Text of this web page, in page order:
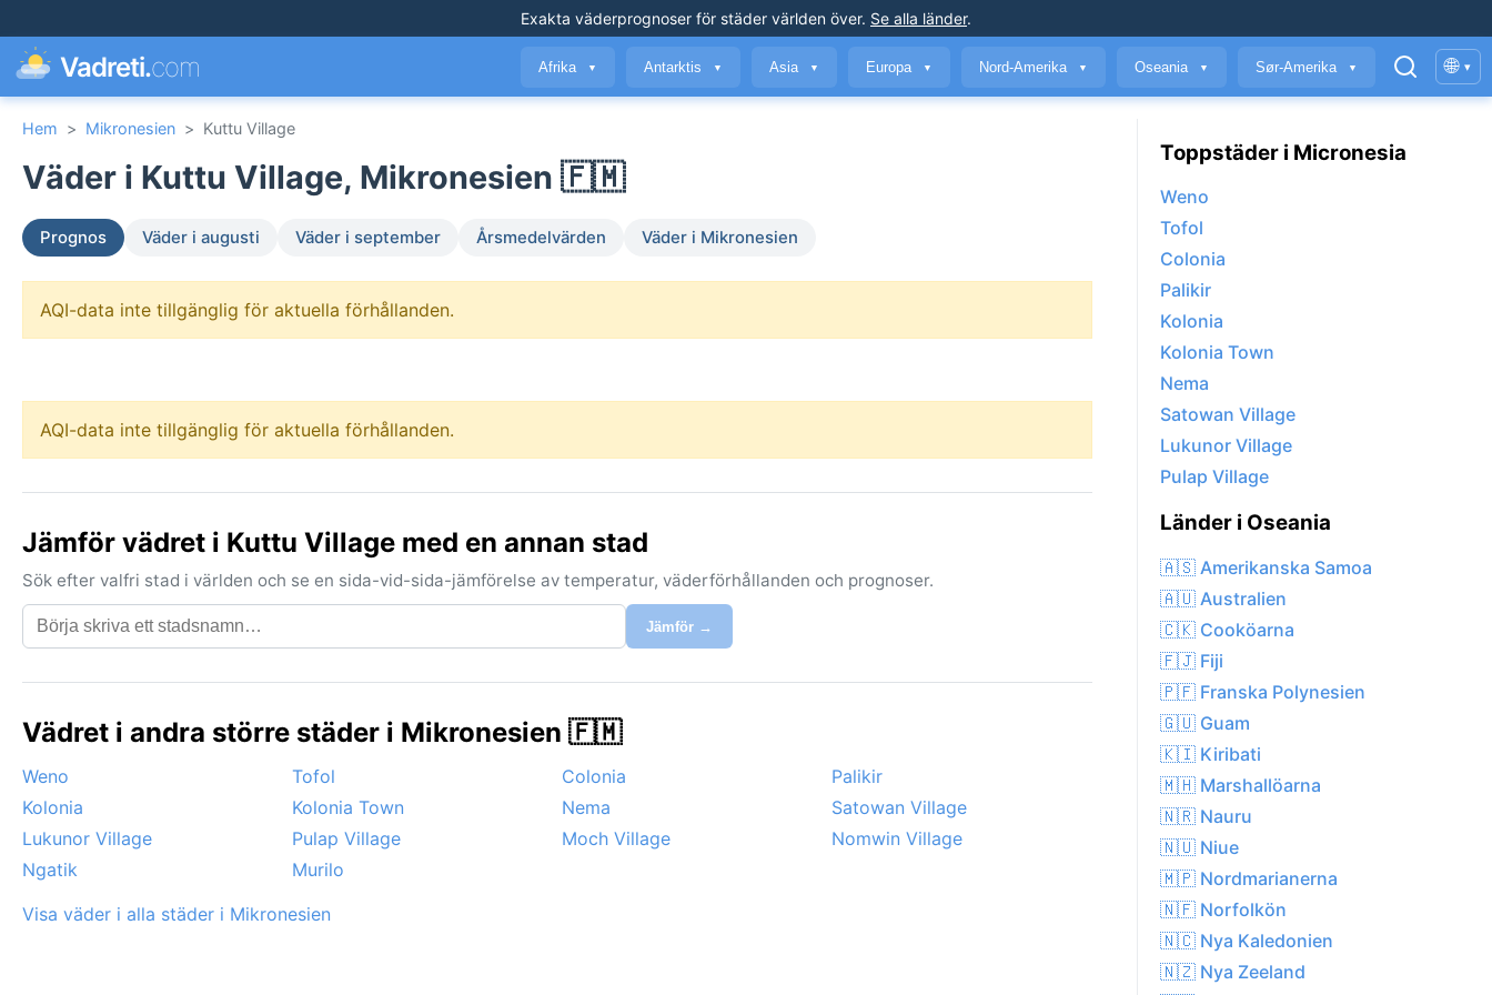
Exakta väderprognoser för städer världen över. Se alla länder.
Vadreti.com Afrika ▼ Antarktis ▼ Asia ▼ Europa ▼ Nord-Amerika ▼ Oseania ▼ Sør-Amerika ▼ 🌐 ▾
Hem > Mikronesien > Kuttu Village
Väder i Kuttu Village, Mikronesien 🇫🇲
Prognos Väder i augusti Väder i september Årsmedelvärden Väder i Mikronesien
AQI-data inte tillgänglig för aktuella förhållanden.
AQI-data inte tillgänglig för aktuella förhållanden.
Jämför vädret i Kuttu Village med en annan stad
Sök efter valfri stad i världen och se en sida-vid-sida-jämförelse av temperatur, väderförhållanden och prognoser.
Jämför →
Vädret i andra större städer i Mikronesien 🇫🇲
Weno Tofol Colonia
Palikir
Kolonia
Kolonia Town Nema
Satowan Village
Lukunor Village
Pulap Village Moch Village
Nomwin Village
Ngatik
Murilo
Visa väder i alla städer i Mikronesien
Toppstäder i Micronesia
Weno
Tofol
Colonia
Palikir
Kolonia
Kolonia Town
Nema
Satowan Village
Lukunor Village
Pulap Village
Länder i Oseania
🇦🇸 Amerikanska Samoa
🇦🇺 Australien
🇨🇰 Cooköarna
🇫🇯 Fiji
🇵🇫 Franska Polynesien
🇬🇺 Guam
🇰🇮 Kiribati
🇲🇭 Marshallöarna
🇳🇷 Nauru
🇳🇺 Niue
🇲🇵 Nordmarianerna
🇳🇫 Norfolkön
🇳🇨 Nya Kaledonien
🇳🇿 Nya Zeeland